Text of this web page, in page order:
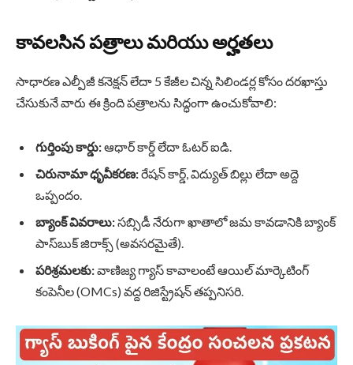
కావలసిన పత్రాలు మరియు అర్హతలు
సాధారణ ఎల్పీజీ కనెక్షన్ లేదా 5 కేజీల చిన్న సిలిండర్ల కోసం దరఖాస్తు
చేసుకునే వారు ఈ క్రింది పత్రాలను సిద్ధంగా ఉంచుకోవాలి:
గుర్తింపు కార్డు:ఆధార్ కార్డ్ లేదా ఓటర్ ఐడి.
చిరునామా ధృవీకరణ:రేషన్ కార్డ్, విద్యుత్ బిల్లు లేదా అద్దె
ఒప్పందం.
బ్యాంక్ వివరాలు:సబ్సిడీ నేరుగా ఖాతాలో జమ కావడానికి బ్యాంక్
పాస్‌బుక్ జిరాక్స్ (అవసరమైతే).
పరిశ్రమలకు:వాణిజ్య గ్యాస్ కావాలంటే ఆయిల్ మార్కెటింగ్
కంపెనీల (OMCs) వద్ద రిజిస్ట్రేషన్ తప్పనిసరి.